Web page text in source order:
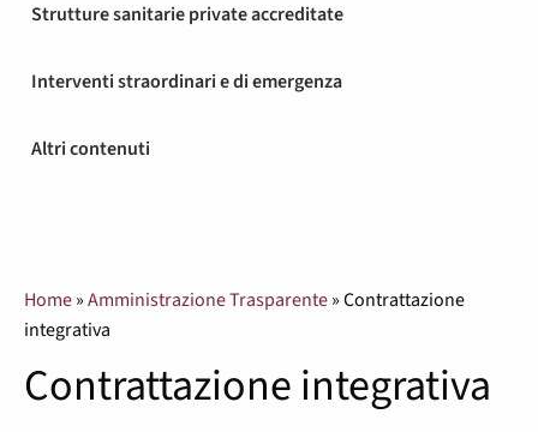
Strutture sanitarie private accreditate
Interventi straordinari e di emergenza
Altri contenuti
Home»Amministrazione Trasparente»Contrattazione
integrativa
Contrattazione integrativa